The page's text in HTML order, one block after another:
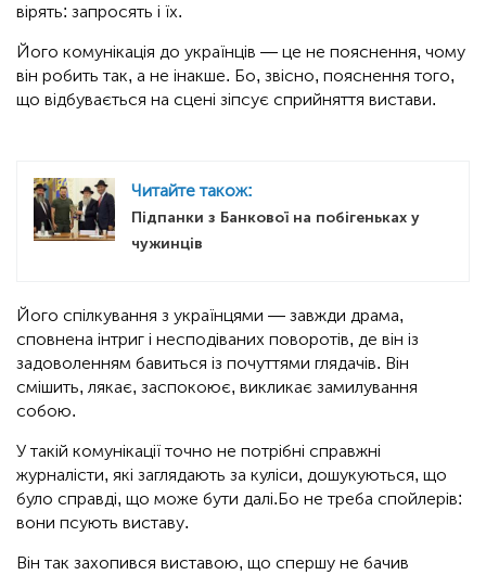
вірять: запросять і їх.
Його комунікація до українців — це не пояснення, чому
він робить так, а не інакше. Бо, звісно, пояснення того,
що відбувається на сцені зіпсує сприйняття вистави.
Читайте також:
Підпанки з Банкової на побігеньках у
чужинців
Його спілкування з українцями — завжди драма,
сповнена інтриг і несподіваних поворотів, де він із
задоволенням бавиться із почуттями глядачів. Він
смішить, лякає, заспокоює, викликає замилування
собою.
У такій комунікації точно не потрібні справжні
журналісти, які заглядають за куліси, дошукуються, що
було справді, що може бути далі.Бо не треба спойлерів:
вони псують виставу.
Він так захопився виставою, що спершу не бачив